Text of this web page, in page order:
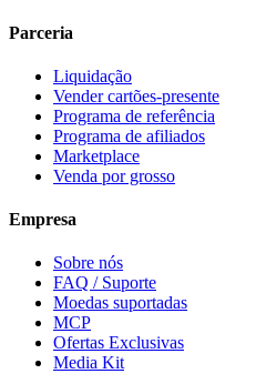
Parceria
Liquidação
Vender cartões-presente
Programa de referência
Programa de afiliados
Marketplace
Venda por grosso
Empresa
Sobre nós
FAQ / Suporte
Moedas suportadas
MCP
Ofertas Exclusivas
Media Kit